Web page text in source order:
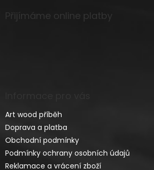
Přijímáme online platby
Art wood příběh
Doprava a platba
Obchodní podmínky
Podmínky ochrany osobních údajů
Reklamace a vrácení zboží